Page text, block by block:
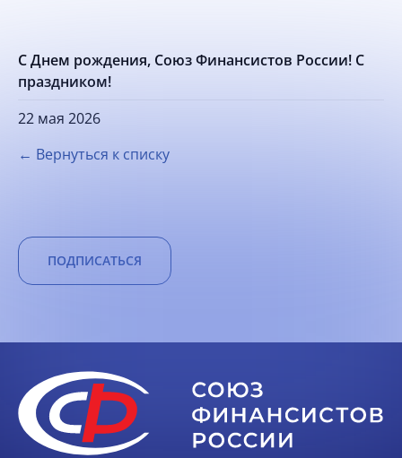
С Днем рождения, Союз Финансистов России! С
праздником!
22 мая 2026
← Вернуться к списку
ПОДПИСАТЬСЯ